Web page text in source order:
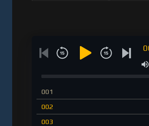
001
002
003